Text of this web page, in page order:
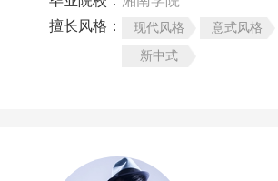
擅长风格：
现代风格 意式风格
新中式